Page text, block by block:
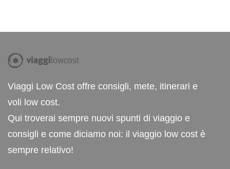
Viaggi Low Cost offre consigli, mete, itinerari e
voli low cost.
Qui troverai sempre nuovi spunti di viaggio e
consigli e come diciamo noi: il viaggio low cost è
sempre relativo!